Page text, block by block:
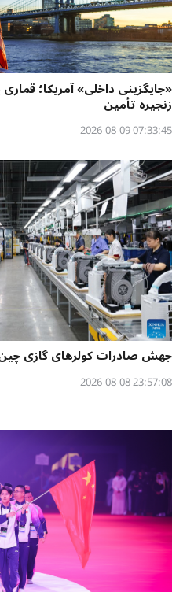
«جایگزینی داخلی» آمریکا؛
زنجیره تأمین
07:33:45 2026-08-09
جهش صادرات کولرهای گازی چین
23:57:08 2026-08-08